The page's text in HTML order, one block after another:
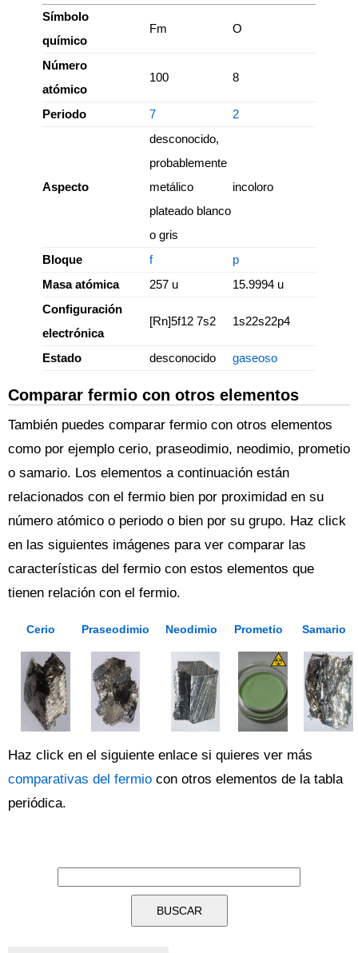
Símbolo
químico
Fm O
Número
atómico
100 8
Periodo 7 2
Aspecto
desconocido,
probablemente
metálico
plateado blanco
o gris
incoloro
Bloque f
p
Masa atómica
257 u
15.9994 u
Configuración
electrónica
[Rn]5f12 7s2 1s22s22p4
Estado desconocido gaseoso
Comparar fermio con otros elementos
También puedes comparar fermio con otros elementos
como por ejemplo cerio, praseodimio, neodimio, prometio
o samario. Los elementos a continuación están
relacionados con el fermio bien por proximidad en su
número atómico o periodo o bien por su grupo. Haz click
en las siguientes imágenes para ver comparar las
características del fermio con estos elementos que
tienen relación con el fermio.
Cerio Praseodimio Neodimio Prometio Samario
Haz click en el siguiente enlace si quieres ver más
comparativas del fermio con otros elementos de la tabla
periódica.